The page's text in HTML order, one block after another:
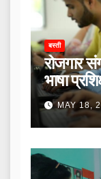
बस्ती
रोजगार
भाषा
MAY 18,